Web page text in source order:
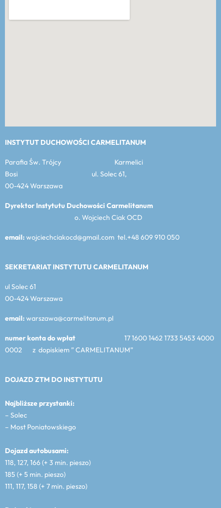
INSTYTUT DUCHOWOŚCI CARMELITANUM
Parafia Św. Trójcy Karmelici
Bosi ul. Solec 61,
00-424 Warszawa
Dyrektor Instytutu Duchowości Carmelitanum
o. Wojciech Ciak OCD
email:wojciechciakocd@gmail.com tel.+48 609 910 050
SEKRETARIAT INSTYTUTU CARMELITANUM
ul Solec 61
00-424 Warszawa
email:warszawa@carmelitanum.pl
numer konta do wpłat 17 1600 1462 1733 5453 4000
0002 z dopiskiem ” CARMELITANUM”
DOJAZD ZTM DO INSTYTUTU
Najbliższe przystanki:
– Solec
– Most Poniatowskiego
Dojazd autobusami:
118, 127, 166 (+ 3 min. pieszo)
185 (+ 5 min. pieszo)
111, 117, 158 (+ 7 min. pieszo)